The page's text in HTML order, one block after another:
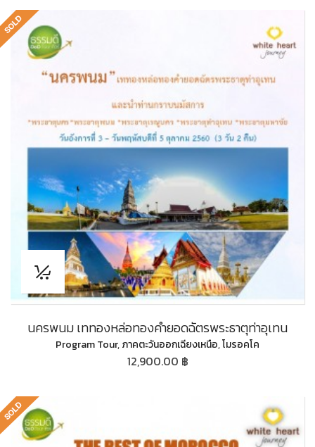
นครพนม เททองหล่อทองคำยอดฉัตรพระธาตุท่าอุเทน
Program Tour,ภาคตะวันออกเฉียงเหนือ,โมรอคโค
12,900.00 ฿